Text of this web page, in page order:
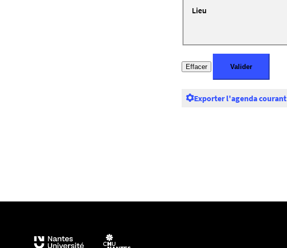
Lieu
Exporter l'agenda courant